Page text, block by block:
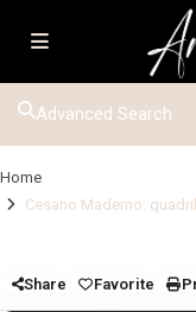
Advanced Search
Home
Cesano Maderno:
Share Favorite